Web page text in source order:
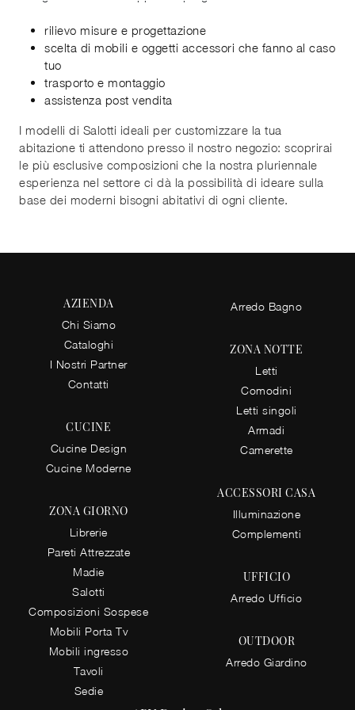
rilievo misure e progettazione
scelta di mobili e oggetti accessori che fanno al caso
tuo
trasporto e montaggio
assistenza post vendita
I modelli di Salotti ideali per customizzare la tua
abitazione ti attendono presso il nostro negozio: scoprirai
le più esclusive composizioni che la nostra pluriennale
esperienza nel settore ci dà la possibilità di ideare sulla
base dei moderni bisogni abitativi di ogni cliente.
AZIENDA
Chi Siamo
Cataloghi
I Nostri Partner
Contatti
CUCINE
Cucine Design
Cucine Moderne
ZONA GIORNO
Librerie
Pareti Attrezzate
Madie
Salotti
Composizioni Sospese
Mobili Porta Tv
Mobili ingresso
Tavoli
Sedie
Arredo Bagno
ZONA NOTTE
Letti
Comodini
Letti singoli
Armadi
Camerette
ACCESSORI CASA
Illuminazione
Complementi
UFFICIO
Arredo Ufficio
OUTDOOR
Arredo Giardino